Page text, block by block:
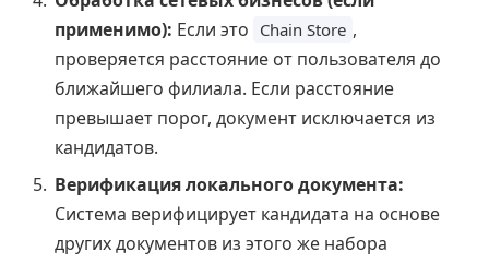
применимо): Если это Chain Store ,
проверяется расстояние от пользователя до
ближайшего филиала. Если расстояние
превышает порог, документ исключается из
кандидатов.
Верификация локального документа:
Система верифицирует кандидата на основе
других документов из этого же набора